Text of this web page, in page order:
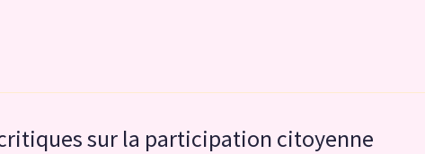
sur la participation citoyenne